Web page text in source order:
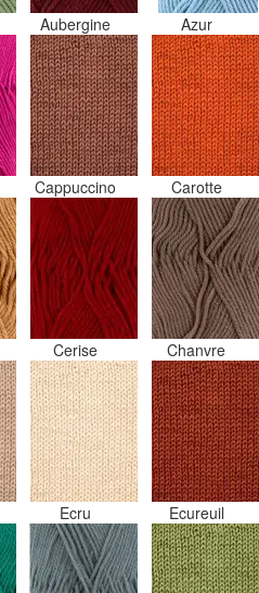
Aubergine Azur
Cappuccino Carotte
Cerise Chanvre
Ecru Ecureuil